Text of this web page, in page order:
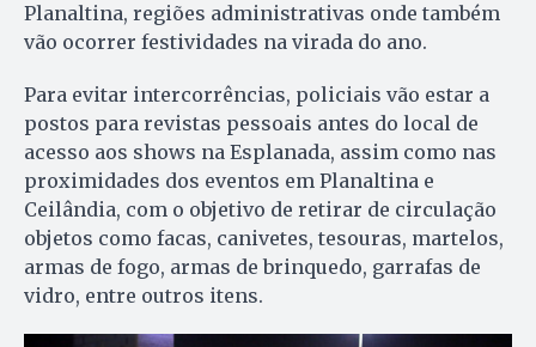
Planaltina, regiões administrativas onde também
vão ocorrer festividades na virada do ano.
Para evitar intercorrências, policiais vão estar a
postos para revistas pessoais antes do local de
acesso aos shows na Esplanada, assim como nas
proximidades dos eventos em Planaltina e
Ceilândia, com o objetivo de retirar de circulação
objetos como facas, canivetes, tesouras, martelos,
armas de fogo, armas de brinquedo, garrafas de
vidro, entre outros itens.